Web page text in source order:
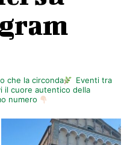
che la circonda
Eventi tra
il cuore autentico della
numero